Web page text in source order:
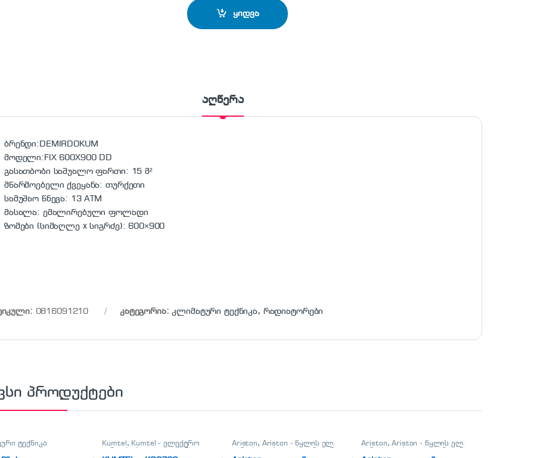
ყიდვა
აღწერა
ბრენდი:DEMIRDOKUM
მოდელი:FIX 600X900 DD
გასათბობი საშუალო ფართი: 15 მ²
მწარმოებელი ქვეყანა: თურქეთი
სამუშაო წნევა: 13 ATM
მასალა: ემალირებული ფოლადი
ზომები (სიმაღლე x სიგრძე): 600×900
0816091210 კატეგორია:კლიმატური ტექნიკა, რადიატორები
პროდუქტები
ტექნიკა Kumtel , Kumtel - ელექტრო
Ariston, Ariston - წყლის ელ.
Ariston,Ariston - წყლის ელ.